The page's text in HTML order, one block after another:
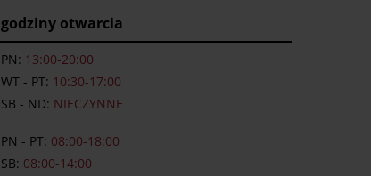
godziny otwarcia
PN: 13:00-20:00
WT - PT: 10:30-17:00
SB - ND: NIECZYNNE
PN - PT: 08:00-18:00
SB: 08:00-14:00